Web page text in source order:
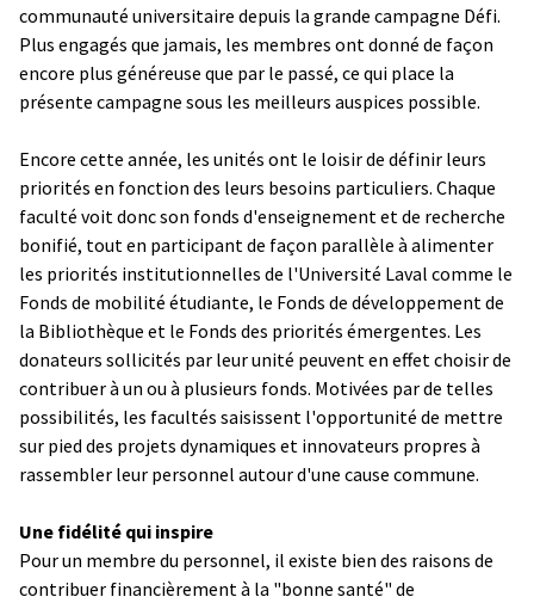
communauté universitaire depuis la grande campagne Défi.
Plus engagés que jamais, les membres ont donné de façon
encore plus généreuse que par le passé, ce qui place la
présente campagne sous les meilleurs auspices possible.
Encore cette année, les unités ont le loisir de définir leurs
priorités en fonction des leurs besoins particuliers. Chaque
faculté voit donc son fonds d'enseignement et de recherche
bonifié, tout en participant de façon parallèle à alimenter
les priorités institutionnelles de l'Université Laval comme le
Fonds de mobilité étudiante, le Fonds de développement de
la Bibliothèque et le Fonds des priorités émergentes. Les
donateurs sollicités par leur unité peuvent en effet choisir de
contribuer à un ou à plusieurs fonds. Motivées par de telles
possibilités, les facultés saisissent l'opportunité de mettre
sur pied des projets dynamiques et innovateurs propres à
rassembler leur personnel autour d'une cause commune.
Une fidélité qui inspire
Pour un membre du personnel, il existe bien des raisons de
contribuer financièrement à la "bonne santé" de